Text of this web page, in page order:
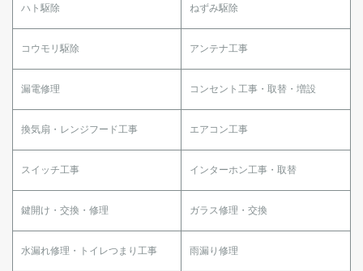
ハト駆除 ねずみ駆除
コウモリ駆除 アンテナ工事
漏電修理 コンセント工事・取替・増設
換気扇・レンジフード工事 エアコン工事
スイッチ工事 インターホン工事・取替
鍵開け・交換・修理 ガラス修理・交換
水漏れ修理・トイレつまり工事 雨漏り修理